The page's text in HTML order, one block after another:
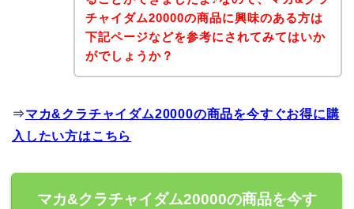
チャイダム20000の商品に興味のある方は
下記ページなどを参考にされてみてはいか
がでしょうか？
⇒マカ&クラチャイダム20000の商品を今すぐお得に購
入したい方はこちら
マカ&クラチャイダム20000の商品を今す